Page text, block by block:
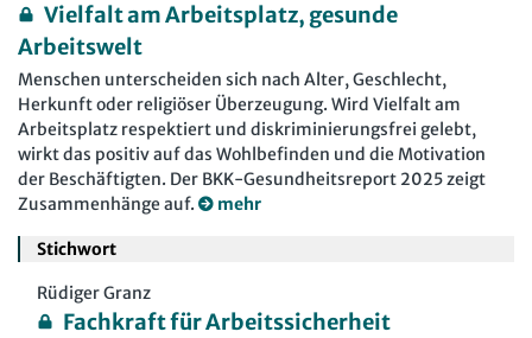
Vielfalt am Arbeitsplatz, gesunde
Arbeitswelt
Menschen unterscheiden sich nach Alter, Geschlecht,
Herkunft oder religiöser Überzeugung. Wird Vielfalt am
Arbeitsplatz respektiert und diskriminierungsfrei gelebt,
wirkt das positiv auf das Wohlbefinden und die Motivation
der Beschäftigten. Der BKK-Gesundheitsreport 2025 zeigt
Zusammenhänge auf.
mehr
Stichwort
Rüdiger Granz
Fachkraft für Arbeitssicherheit